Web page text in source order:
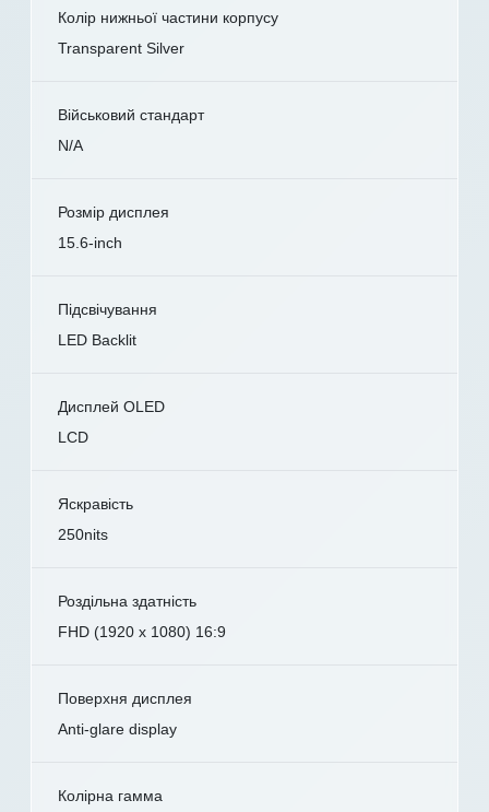
Колір нижньої частини корпусу
Transparent Silver
Військовий стандарт
N/A
Розмір дисплея
15.6-inch
Підсвічування
LED Backlit
Дисплей OLED
LCD
Яскравість
250nits
Роздільна здатність
FHD (1920 x 1080) 16:9
Поверхня дисплея
Anti-glare display
Колірна гамма